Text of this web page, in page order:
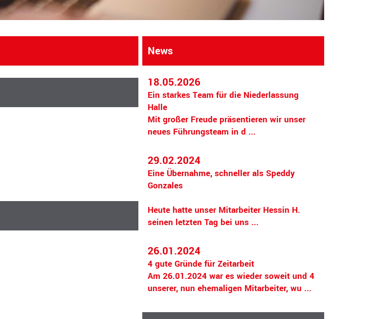
News
18.05.2026
Ein starkes Team für die Niederlassung
Halle
Mit großer Freude präsentieren wir unser
neues Führungsteam in d ...
29.02.2024
Eine Übernahme, schneller als Speddy
Gonzales
Heute hatte unser Mitarbeiter Hessin H.
seinen letzten Tag bei uns ...
26.01.2024
4 gute Gründe für Zeitarbeit
Am 26.01.2024 war es wieder soweit und 4
unserer, nun ehemaligen Mitarbeiter, wu ...